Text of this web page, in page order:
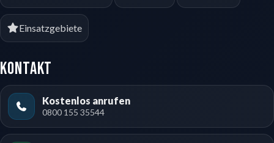
Einsatzgebiete
Kontakt
Kostenlos anrufen
0800 155 35544